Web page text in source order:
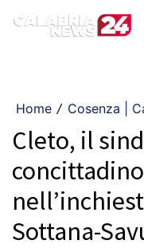
Home / Cosenza |
Cleto, il
Sottana-